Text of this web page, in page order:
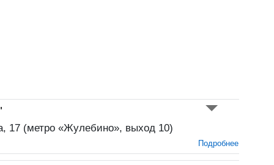
17 (метро «Жулебино», выход 10)
Подробнее